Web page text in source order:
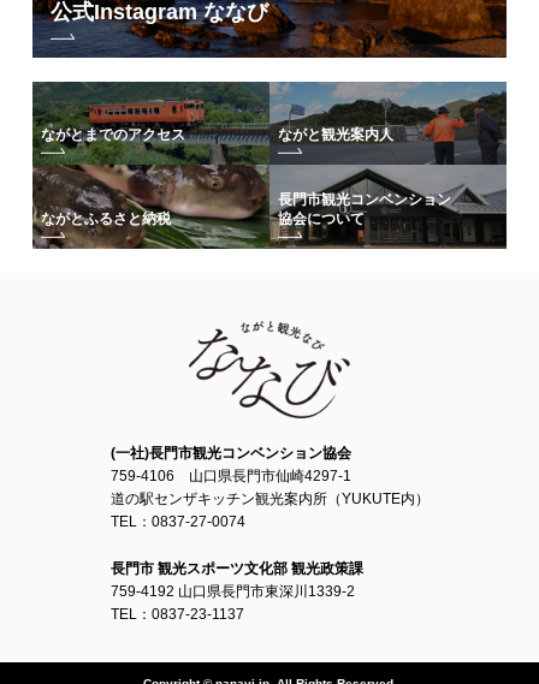
公式Instagram ななび
ながとまでのアクセス ながと観光案内人
ながとふるさと納税
長門市観光コンベンション
協会について
(一社)長門市観光コンベンション協会
759-4106 山口県長門市仙崎4297-1
道の駅センザキッチン観光案内所（YUKUTE内）
TEL：0837-27-0074
長門市 観光スポーツ文化部 観光政策課
759-4192 山口県長門市東深川1339-2
TEL：0837-23-1137